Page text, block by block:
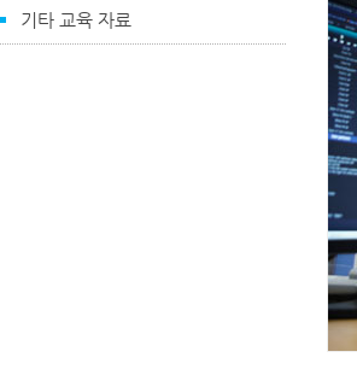
기타 교육 자료